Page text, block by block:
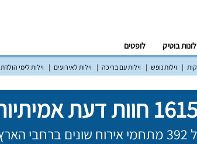
בוטיק לופטים
וילות נופש וילות עם בריכה וילות לאירועים וילות לימי הולדת
דעת אמיתיות!
הארץ